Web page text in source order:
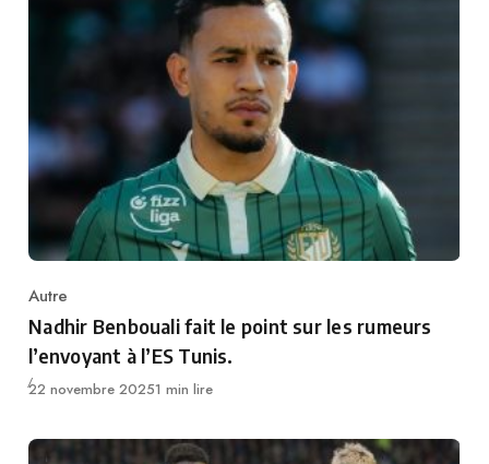
Category
Autre
Nadhir Benbouali fait le point sur les rumeurs
l’envoyant à l’ES Tunis.
Publié
22 novembre 20251 min lire